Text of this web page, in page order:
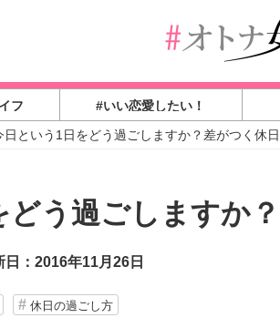
フ #いい恋愛したい！
日という1日をどう過ごしますか？差がつく休日
う過ごしますか
日：2016年11月26日
休日の過ごし方